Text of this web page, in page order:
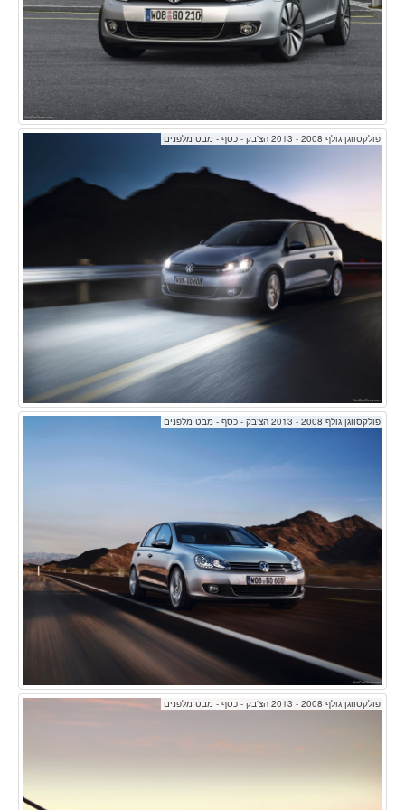
פולקסווגן גולף 2008 - 2013 הצ'בק - כסף - מבט מלפנים
פולקסווגן גולף 2008 - 2013 הצ'בק - כסף - מבט מלפנים
פולקסווגן גולף 2008 - 2013 הצ'בק - כסף - מבט מלפנים